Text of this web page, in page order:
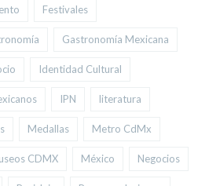
Festivales
Gastronomía Mexicana
Identidad Cultural
IPN literatura
Medallas Metro CdMx
CDMX México Negocios